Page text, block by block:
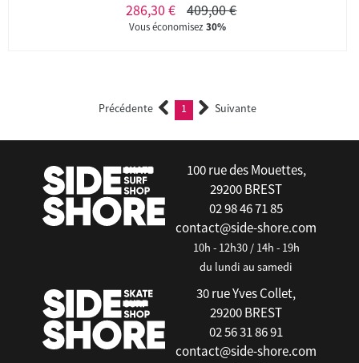
286,30 € 409,00 €
Vous économisez30%
Précédente 1 (current)Suivante
100 rue des Mouettes,
29200 BREST
02 98 46 71 85
contact@side-shore.com
10h - 12h30 / 14h - 19h
du lundi au samedi
30 rue Yves Collet,
29200 BREST
02 56 31 86 91
contact@side-shore.com